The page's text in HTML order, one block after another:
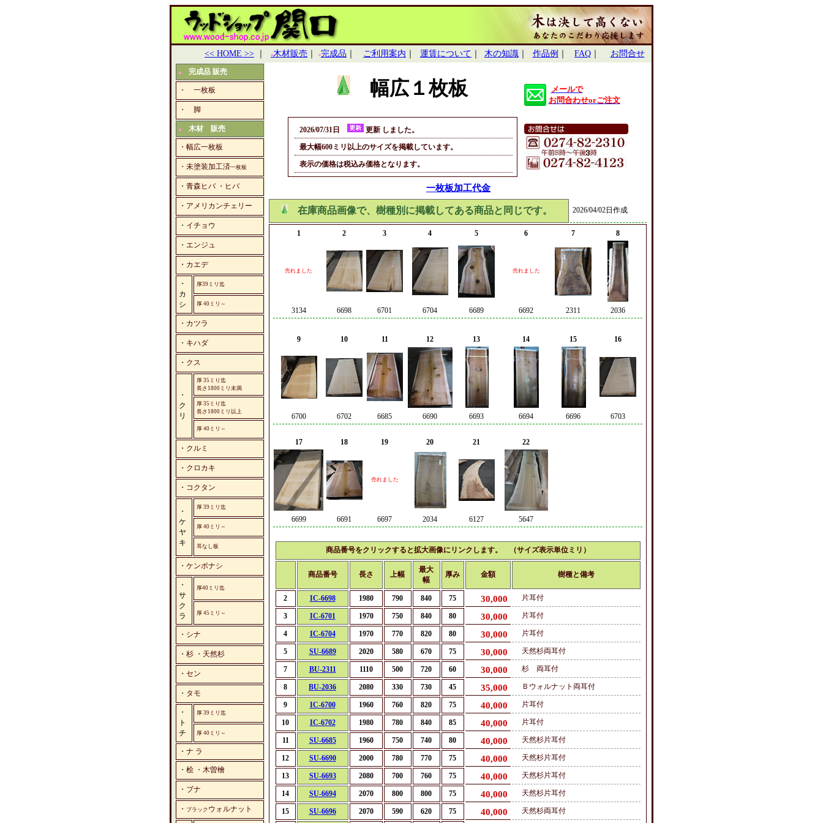
<< HOME >> ■木材販売 ■完成品 ご利用案内 運賃について 木の知識 作品例 FAQ お問合せ
■ 完成品 販売
・ 一枚板
・ 脚
■ 木材 販売
・幅広一枚板
・未塗装加工済一枚板
・ 青森ヒバ ・ヒバ
・ アメリカンチェリー
・ イチョウ
・ エンジュ
・ カエデ
・
カ
シ
厚39ミリ迄
厚 40ミリ～
・ カツラ
・ キハダ
・ クス
・
ク
リ
厚 35ミり迄
長さ1800ミリ未満
厚 35ミり迄
長さ1800ミリ以上
厚 40ミリ～
・ クルミ
・ クロカキ
・ コクタン
・
ケ
ヤ
キ
厚 39ミリ迄
厚 40ミリ～
耳なし板
・ ケンポナシ
・
サ
ク
ラ
厚40ミリ迄
厚 45ミリ～
・ シナ
・ 杉 ・天然杉
・ セン
・ タモ
・
ト
チ
厚 39ミリ迄
厚 40ミリ～
・ ナ ラ
・ 桧 ・木曽檜
・ブナ
・ ブラック ウォルナット
幅広１枚板
メールで
お問合わせorご注文
2026/07/31日
更新 しました。
最大幅600ミリ以上のサイズを掲載しています。
表示の価格は税込み価格となります。
一枚板加工代金
在庫商品画像で、樹種別に掲載してある商品と同じです。 2026/04/02日作成
1 2 3 4 5 6 7 8
売れました 売れました
3134 6698 6701 6704 6689 6692 2311 2036
9 10 11 12 13 14 15 16
6700 6702 6685 6690 6693 6694 6696 6703
17 18 19 20 21 22
売れました
6699 6691 6697 2034 6127 5647
商品番号をクリックすると拡大画像にリンクします。 （サイズ表示単位ミリ）
商品番号 長さ 上幅
最大
幅
厚み 金額 樹種と備考
2 IC-6698 1980 790 840 75 30,000 片耳付
3 IC-6701 1970 750 840 80 30,000 片耳付
4 IC-6704 1970 770 820 80 30,000 片耳付
5 SU-6689 2020 580 670 75 30,000 天然杉両耳付
7 BU-2311 1110 500 720 60 30,000 杉 両耳付
8 BU-2036 2080 330 730 45 35,000 Ｂウォルナット両耳付
9 IC-6700 1960 760 820 75 40,000 片耳付
10 IC-6702 1980 780 840 85 40,000 片耳付
11 SU-6685 1960 750 740 80 40,000 天然杉片耳付
12 SU-6690 2000 780 770 75 40,000 天然杉片耳付
13 SU-6693 2080 700 760 75 40,000 天然杉片耳付
14 SU-6694 2070 800 800 75 40,000 天然杉片耳付
15 SU-6696 2070 590 620 75 40,000 天然杉両耳付